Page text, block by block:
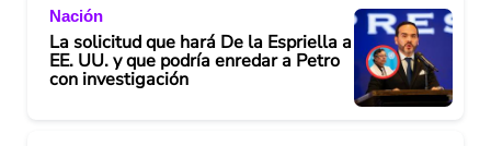
i
d
Nación
La solicitud que hará De la Espriella a
EE. UU. y que podría enredar a Petro
con investigación